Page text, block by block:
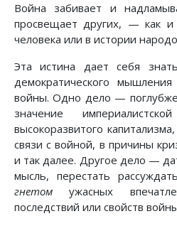
Война забивает и
просвещает других, — как и
человека или в истории
Эта истина дает себя
демократического
войны. Одно дело —
значение
высокоразвитого
связи с войной, в причины
и так далее. Другое дело —
мысль, перестать
гнетом ужасных
последствий или свойств